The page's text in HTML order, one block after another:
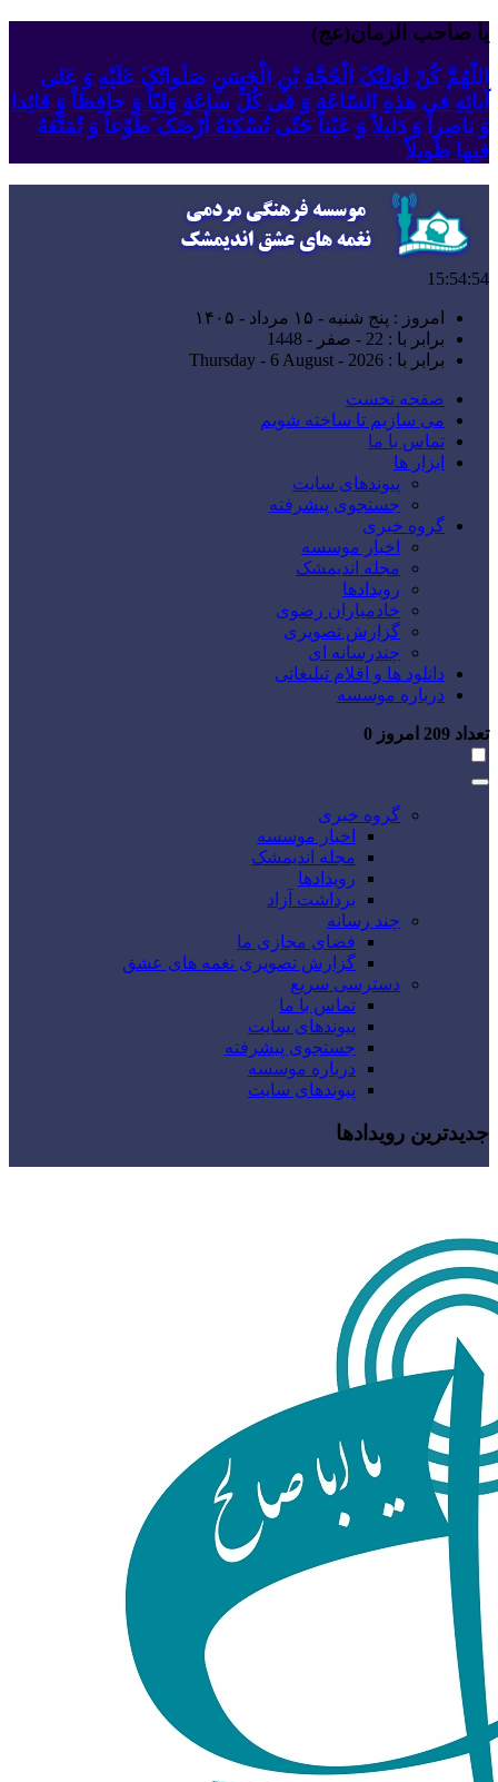
یا صاحب الزمان(عج)
اللّهُمَّ کُنْ لِوَلِیِّکَ الْحُجَّةِ بْنِ الْحَسَنِ صَلَواتُکَ عَلَیْهِ وَ عَلى
آبائِهِ فی هذِهِ السّاعَةِ وَ فی کُلِّ ساعَةٍ وَلِیّاً وَ حافِظاً وَ قائِدا
‏وَ ناصِراً وَ دَلیلاً وَ عَیْناً حَتّى تُسْکِنَهُ أَرْضَک َطَوْعاً وَ تُمَتِّعَهُ
فیها طَویلاً
15:54:55
امروز : پنج شنبه - ۱۵ مرداد - ۱۴۰۵
برابر با : 22 - صفر - 1448
برابر با : Thursday - 6 August - 2026
صفحه نخست
می سازیم تا ساخته شویم
تماس با ما
ابزار ها
پیوندهای سایت
جستجوی پیشرفته
گروه خبری
اخبار موسسه
مجله اندیمشک
رویدادها
خادمیاران رضوی
گزارش تصویری
چندرسانه ای
دانلود ها و اقلام تبلیغاتی
درباره موسسه
تعداد امروز 0
گروه خبری
اخبار موسسه
مجله اندیمشک
رویدادها
برداشت آزاد
چند رسانه
فضای مجازی ما
گزارش تصویری نغمه های عشق
دسترسی سریع
تماس با ما
پیوندهای سایت
جستجوی پیشرفته
درباره موسسه
پیوندهای سایت
جدیدترین رویدادها